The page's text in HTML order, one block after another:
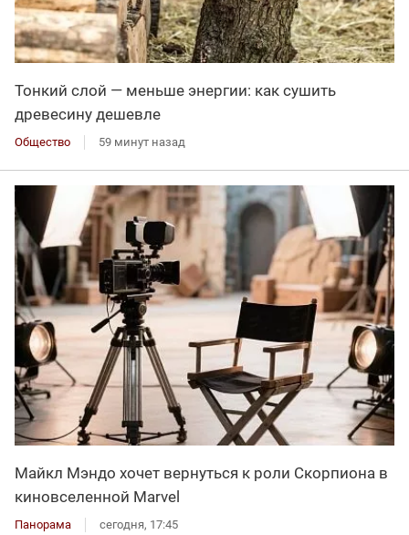
Тонкий слой — меньше энергии: как сушить
древесину дешевле
Общество 59 минут назад
Майкл Мэндо хочет вернуться к роли Скорпиона в
киновселенной Marvel
Панорама сегодня, 17:45